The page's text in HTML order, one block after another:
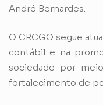
André Bernardes.
O CRCGO segue
contábil e na
sociedade por
fortalecimento de